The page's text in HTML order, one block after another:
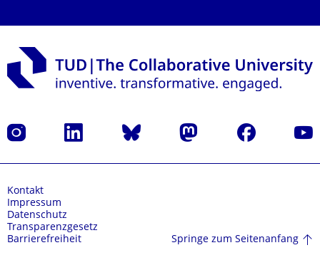
Instagram LinkedIn Bluesky Mastodon Facebook
Kontakt
Impressum
Datenschutz
Transparenzgesetz
Barrierefreiheit
Springe zum Seitenanfang